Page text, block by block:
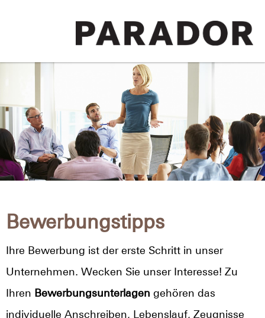
Bewerbungstipps
Ihre Bewerbung ist der erste Schritt in unser
Unternehmen. Wecken Sie unser Interesse! Zu
Ihren Bewerbungsunterlagen gehören das
individuelle Anschreiben, Lebenslauf, Zeugnisse